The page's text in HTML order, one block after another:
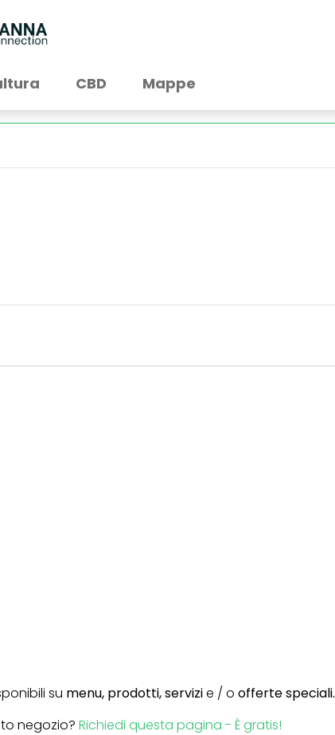
CBD Mappe
su menu, prodotti,servizie / o offerte speciali.
negozio? Richiedi questa pagina - È gratis!